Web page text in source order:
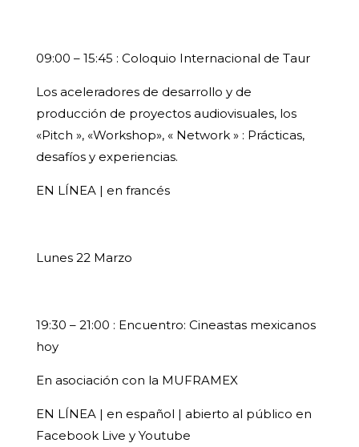
09:00 – 15:45 : Coloquio Internacional de Taur
Los aceleradores de desarrollo y de
producción de proyectos audiovisuales, los
«Pitch », «Workshop», « Network » : Prácticas,
desafíos y experiencias.
EN LÍNEA | en francés
Lunes 22 Marzo
19:30 – 21:00 : Encuentro: Cineastas mexicanos
hoy
En asociación con la MUFRAMEX
EN LÍNEA | en español | abierto al público en
Facebook Live y Youtube